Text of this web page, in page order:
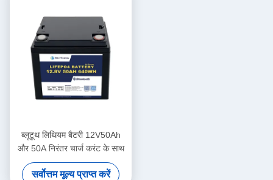
ब्लूटूथ लिथियम बैटरी 12V50Ah
और 50A निरंतर चार्ज करंट के साथ
सर्वोत्तम मूल्य प्राप्त करें